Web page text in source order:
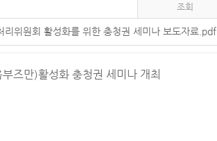
조회
리위원회 활성화를 위한 충청권 세미나 보도자료.pdf
즈만)활성화 충청권 세미나 개최